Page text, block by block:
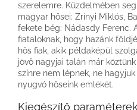
szerelemre. Küzdelmében
magyar hősei: Zrínyi Miklós,
fekete bég: Nádasdy Ferenc.
fiataloknak, hogy hazánk
hős fiak, akik példaképül
jövő nagyjai talán már
színre nem lépnek, ne
nyugvó hőseink emlékét.
Kiegészítő paraméterek